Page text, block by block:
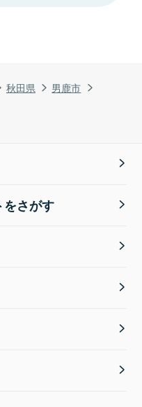
秋田県
男鹿市
をさがす